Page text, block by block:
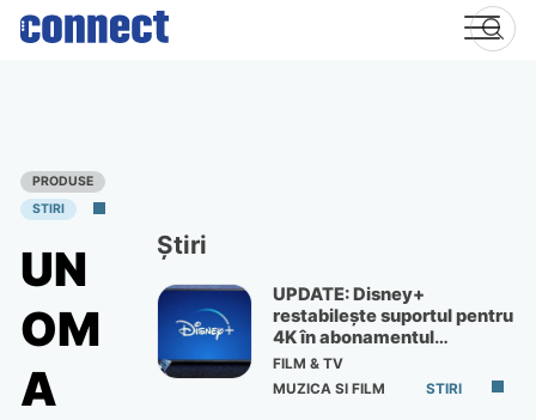
Skip
PRODUSE
STIRI
UN
OM
A
Știri
UPDATE: Disney+
restabilește suportul pentru
4K în abonamentul
Premium
FILM & TV
MUZICA SI FILM
STIRI